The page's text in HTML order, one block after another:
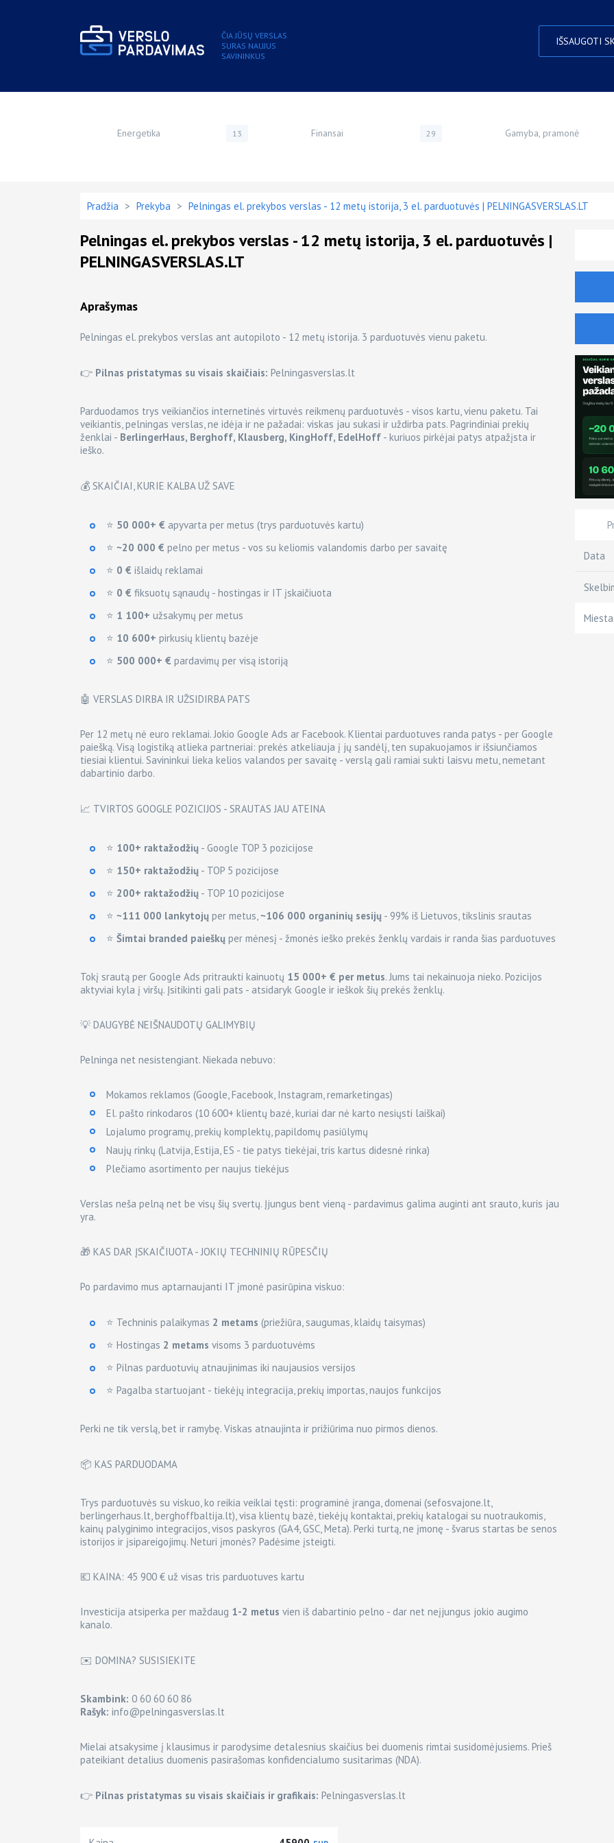
ČIA JŪSŲ VERSLAS
SURAS NAUJUS
SAVININKUS
IŠSAUGOTI
Energetika 13 Finansai 29 Gamyba, pramonė
Pradžia > Prekyba > Pelningas el. prekybos verslas - 12 metų istorija, 3 el. parduotuvės | PELNINGASVERSLAS.LT
Pelningas el. prekybos verslas - 12 metų istorija, 3 el. parduotuvės |
PELNINGASVERSLAS.LT
Data
Aprašymas
Pelningas el. prekybos verslas ant autopiloto - 12 metų istorija. 3 parduotuvės vienu paketu.
👉 Pilnas pristatymas su visais skaičiais: Pelningasverslas.lt
Parduodamos trys veikiančios internetinės virtuvės reikmenų parduotuvės - visos kartu, vienu paketu. Tai
veikiantis, pelningas verslas, ne idėja ir ne pažadai: viskas jau sukasi ir uždirba pats. Pagrindiniai prekių
ženklai - BerlingerHaus, Berghoff, Klausberg, KingHoff, EdelHoff - kuriuos pirkėjai patys atpažįsta ir
ieško.
💰 SKAIČIAI, KURIE KALBA UŽ SAVE
⭐ 50 000+ € apyvarta per metus (trys parduotuvės kartu)
⭐ ~20 000 € pelno per metus - vos su keliomis valandomis darbo per savaitę
⭐ 0 € išlaidų reklamai
⭐ 0 € fiksuotų sąnaudų - hostingas ir IT įskaičiuota
⭐ 1 100+ užsakymų per metus
⭐ 10 600+ pirkusių klientų bazėje
⭐ 500 000+ € pardavimų per visą istoriją
🤖 VERSLAS DIRBA IR UŽSIDIRBA PATS
Per 12 metų nė euro reklamai. Jokio Google Ads ar Facebook. Klientai parduotuves randa patys - per Google
paiešką. Visą logistiką atlieka partneriai: prekės atkeliauja į jų sandėlį, ten supakuojamos ir išsiunčiamos
tiesiai klientui. Savininkui lieka kelios valandos per savaitę - verslą gali ramiai sukti laisvu metu, nemetant
dabartinio darbo.
📈 TVIRTOS GOOGLE POZICIJOS - SRAUTAS JAU ATEINA
⭐ 100+ raktažodžių - Google TOP 3 pozicijose
⭐ 150+ raktažodžių - TOP 5 pozicijose
⭐ 200+ raktažodžių - TOP 10 pozicijose
⭐ ~111 000 lankytojų per metus, ~106 000 organinių sesijų - 99% iš Lietuvos, tikslinis srautas
⭐ Šimtai branded paieškų per mėnesį - žmonės ieško prekės ženklų vardais ir randa šias parduotuves
Tokį srautą per Google Ads pritraukti kainuotų 15 000+ € per metus. Jums tai nekainuoja nieko. Pozicijos
aktyviai kyla į viršų. Įsitikinti gali pats - atsidaryk Google ir ieškok šių prekės ženklų.
💡 DAUGYBĖ NEIŠNAUDOTŲ GALIMYBIŲ
Pelninga net nesistengiant. Niekada nebuvo:
Mokamos reklamos (Google, Facebook, Instagram, remarketingas)
El. pašto rinkodaros (10 600+ klientų bazė, kuriai dar nė karto nesiųsti laiškai)
Lojalumo programų, prekių komplektų, papildomų pasiūlymų
Naujų rinkų (Latvija, Estija, ES - tie patys tiekėjai, tris kartus didesnė rinka)
Plečiamo asortimento per naujus tiekėjus
Verslas neša pelną net be visų šių svertų. Įjungus bent vieną - pardavimus galima auginti ant srauto, kuris jau
yra.
🎁 KAS DAR ĮSKAIČIUOTA - JOKIŲ TECHNINIŲ RŪPESČIŲ
Po pardavimo mus aptarnaujanti IT įmonė pasirūpina viskuo:
⭐ Techninis palaikymas 2 metams (priežiūra, saugumas, klaidų taisymas)
⭐ Hostingas 2 metams visoms 3 parduotuvėms
⭐ Pilnas parduotuvių atnaujinimas iki naujausios versijos
⭐ Pagalba startuojant - tiekėjų integracija, prekių importas, naujos funkcijos
Perki ne tik verslą, bet ir ramybę. Viskas atnaujinta ir prižiūrima nuo pirmos dienos.
📦 KAS PARDUODAMA
Trys parduotuvės su viskuo, ko reikia veiklai tęsti: programinė įranga, domenai (sefosvajone.lt,
berlingerhaus.lt, berghoffbaltija.lt), visa klientų bazė, tiekėjų kontaktai, prekių katalogai su nuotraukomis,
kainų palyginimo integracijos, visos paskyros (GA4, GSC, Meta). Perki turtą, ne įmonę - švarus startas be senos
istorijos ir įsipareigojimų. Neturi įmonės? Padėsime įsteigti.
💶 KAINA: 45 900 € už visas tris parduotuves kartu
Investicija atsiperka per maždaug 1-2 metus vien iš dabartinio pelno - dar net neįjungus jokio augimo
kanalo.
✉️ DOMINA? SUSISIEKITE
Skambink: 0 60 60 60 86
Rašyk: info@pelningasverslas.lt
Mielai atsakysime į klausimus ir parodysime detalesnius skaičius bei duomenis rimtai susidomėjusiems. Prieš
pateikiant detalius duomenis pasirašomas konfidencialumo susitarimas (NDA).
👉 Pilnas pristatymas su visais skaičiais ir grafikais: Pelningasverslas.lt